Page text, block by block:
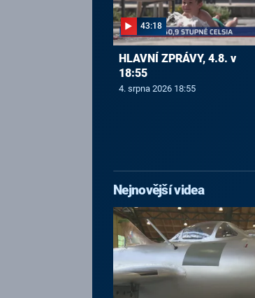
43:18
HLAVNÍ ZPRÁVY, 4.8. v
18:55
4. srpna 2026 18:55
Nejnovější videa